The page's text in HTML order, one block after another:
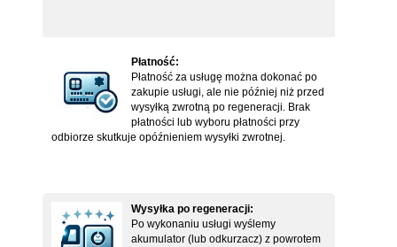
Płatność:
Płatność za usługę można dokonać po
zakupie usługi, ale nie później niż przed
wysyłką zwrotną po regeneracji. Brak
płatności lub wyboru płatności przy
odbiorze skutkuje opóźnieniem wysyłki zwrotnej.
Wysyłka po regeneracji:
Po wykonaniu usługi wyślemy
akumulator (lub odkurzacz) z powrotem